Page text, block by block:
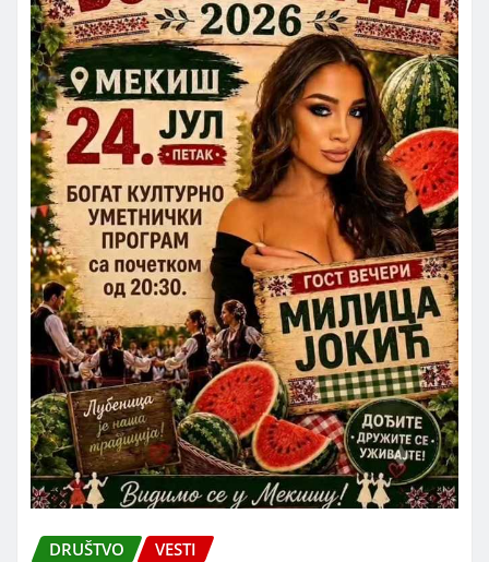
DRUŠTVO VESTI